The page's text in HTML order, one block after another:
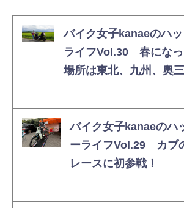
バイク女子kanaeのハ
ライフVol.30 春にな
場所は東北、九州、奥
バイク女子kanaeのハ
ーライフVol.29 カブ
レースに初参戦！